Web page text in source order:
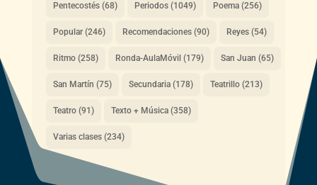
Pentecostés(68) Periodos(1049) Poema(256)
Popular(246) Recomendaciones(90) Reyes(54)
Ritmo(258) Ronda-AulaMóvil (179) San Juan (65)
San Martín (75) Secundaria(178) Teatrillo(213)
Teatro(91) Texto + Música(358)
Varias clases(234)